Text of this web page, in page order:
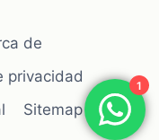
de
privacidad
Sitemap
1